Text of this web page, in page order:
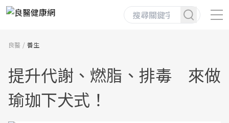
良醫 養生
提升代謝、燃脂、排毒 來做
瑜珈下犬式！